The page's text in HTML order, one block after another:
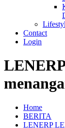
Contact
Login
Home
BERITA
LENERP